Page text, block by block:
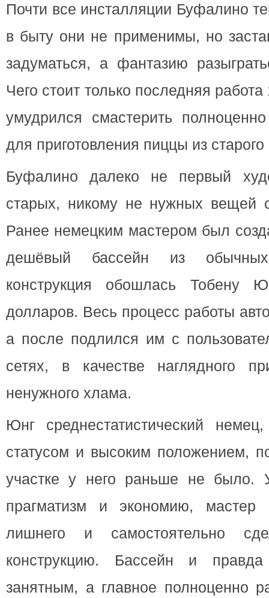
Почти все инсталляции Буфалино
в быту они не применимы, но
задуматься, а фантазию
Чего стоит только последняя
умудрился смастерить
для приготовления пиццы из
Буфалино далеко не первый
старых, никому не нужных вещей
Ранее немецким мастером был
дешёвый бассейн из
конструкция обошлась Тобену
долларов. Весь процесс работы
а после подлился им с
сетях, в качестве наглядного
ненужного хлама.
Юнг среднестатистический
статусом и высоким положением,
участке у него раньше не было.
прагматизм и экономию, мастер
лишнего и самостоятельно
конструкцию. Бассейн и
занятным, а главное полноценно